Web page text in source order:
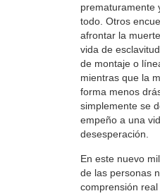
prematuramente
todo. Otros
afrontar la
vida de
de montaje o
mientras que la
forma menos
simplemente se
empeño a una
desesperación.
En este nuevo
de las personas
comprensión